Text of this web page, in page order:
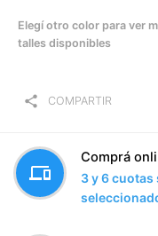
Elegí otro color para ver
talles disponibles
share COMPARTIR
devices
Comprá
3 y 6